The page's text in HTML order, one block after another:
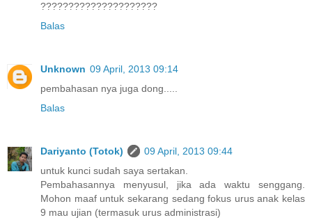
?????????????????????
Balas
Unknown 09 April, 2013 09:14
pembahasan nya juga dong.....
Balas
Dariyanto (Totok)
09 April, 2013 09:44
untuk kunci sudah saya sertakan.
Pembahasannya menyusul, jika ada waktu senggang.
Mohon maaf untuk sekarang sedang fokus urus anak kelas
9 mau ujian (termasuk urus administrasi)